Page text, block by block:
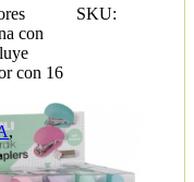
con
con 16
SKU:
,
,